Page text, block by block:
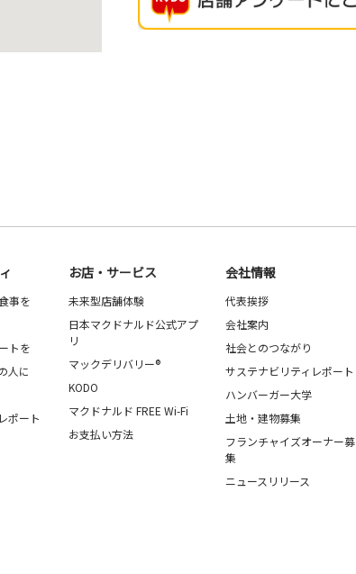
事を
トを
人に
ポート
お店・サービス
未来型店舗体験
日本マクドナルド公式アプ
リ
マックデリバリー®
KODO
マクドナルド FREE Wi-Fi
お支払い方法
会社情報
代表挨拶
会社案内
社会とのつながり
サステナビリティレポート
ハンバーガー大学
土地・建物募集
フランチャイズオーナー募
集
ニュースリリース